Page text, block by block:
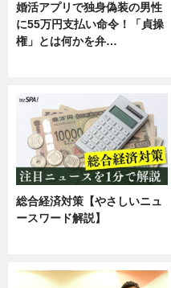
婚活アプリで独身偽装の男性
に55万円支払い命令！「貞操
権」とは何かを弁…
総合経済対策【やさしいニュ
ースワード解説】